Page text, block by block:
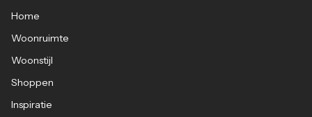
Home
Woonruimte
Woonstijl
Shoppen
Inspiratie